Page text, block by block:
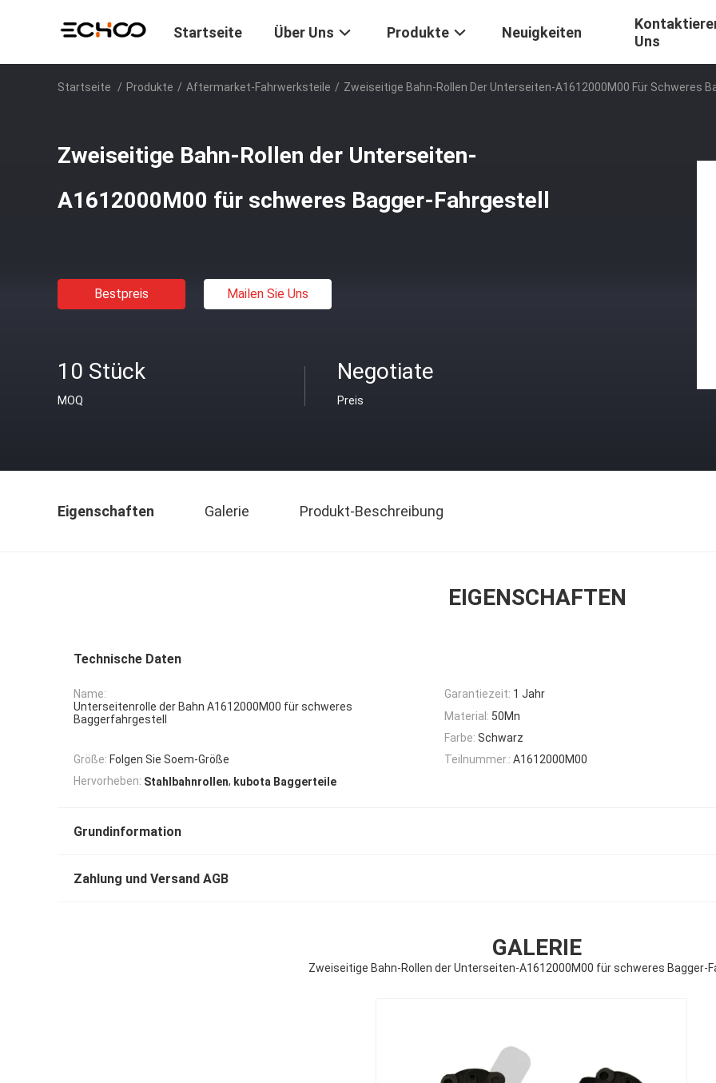
Startseite Über Uns Produkte Neuigkeiten
Uns
Startseite / Produkte / Aftermarket-Fahrwerksteile / Zweiseitige Bahn-Rollen Der Unterseiten-A1612000M00 Für Schweres
Zweiseitige Bahn-Rollen der Unterseiten-
A1612000M00 für schweres Bagger-Fahrgestell
Bestpreis Mailen Sie Uns
10 Stück
MOQ
Negotiate
Preis
Eigenschaften Galerie Produkt-Beschreibung
EIGENSCHAFTEN
Technische Daten
Name:
Unterseitenrolle der Bahn A1612000M00 für schweres
Baggerfahrgestell
Garantiezeit: 1 Jahr
Material: 50Mn
Farbe: Schwarz
Größe: Folgen Sie Soem-Größe Teilnummer.: A1612000M00
Hervorheben: Stahlbahnrollen, kubota Baggerteile
Grundinformation
Zahlung und Versand AGB
GALERIE
Zweiseitige Bahn-Rollen der Unterseiten-A1612000M00 für schweres Bagger-